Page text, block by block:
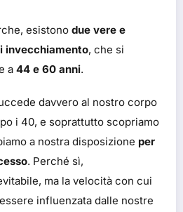
esistono due vere e
invecchiamento, che si
a 44 e 60 anni.
davvero al nostro corpo
i 40, e soprattutto scopriamo
a nostra disposizione per
. Perché sì,
ma la velocità con cui
influenzata dalle nostre